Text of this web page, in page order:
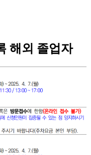
해외 졸업자